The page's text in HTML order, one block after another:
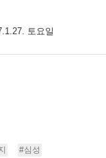
토요일
#심성